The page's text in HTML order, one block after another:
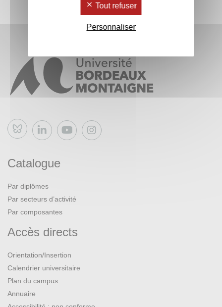
Bluesky
Catalogue
Par diplômes
Par secteurs d’activité
Par composantes
Accès directs
Orientation/Insertion
Calendrier universitaire
Plan du campus
Annuaire
Tout refuser
Personnaliser